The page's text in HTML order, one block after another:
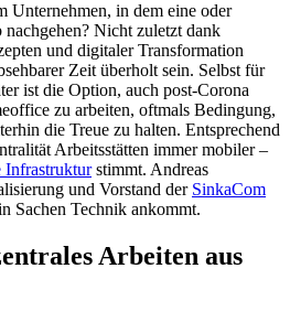
Unternehmen, in dem eine oder
nachgehen? Nicht zuletzt dank
und digitaler Transformation
Zeit überholt sein. Selbst für
ist die Option, auch post-Corona
zu arbeiten, oftmals Bedingung,
die Treue zu halten. Entsprechend
Arbeitsstätten immer mobiler –
Infrastrukturstimmt. Andreas
und Vorstand der SinkaCom
Sachen Technik ankommt.
Arbeiten aus